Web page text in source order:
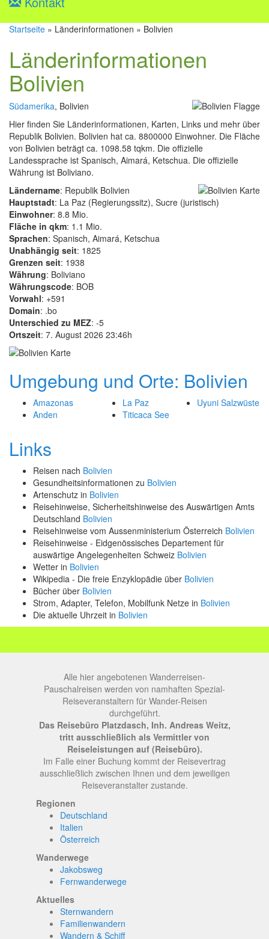
Startseite » Länderinformationen » Bolivien
Länderinformationen
Bolivien
Südamerika, Bolivien
Hier finden Sie Länderinformationen, Karten, Links und mehr über
Republik Bolivien. Bolivien hat ca. 8800000 Einwohner. Die Fläche
von Bolivien beträgt ca. 1098.58 tqkm. Die offizielle
Landessprache ist Spanisch, Aimará, Ketschua. Die offizielle
Währung ist Boliviano.
Ländername: Republik Bolivien
Hauptstadt: La Paz (Regierungssitz), Sucre (juristisch)
Einwohner: 8.8 Mio.
Fläche in qkm: 1.1 Mio.
Sprachen: Spanisch, Aimará, Ketschua
Unabhängig seit: 1825
Grenzen seit: 1938
Währung: Boliviano
Währungscode: BOB
Vorwahl: +591
Domain: .bo
Unterschied zu MEZ: -5
Ortszeit: 7. August 2026 23:46h
Umgebung und Orte: Bolivien
Amazonas
Anden
La Paz
Titicaca See
Uyuni Salzwüste
Links
Reisen nach Bolivien
Gesundheitsinformationen zu Bolivien
Artenschutz in Bolivien
Reisehinweise, Sicherheitshinweise des Auswärtigen Amts
Deutschland Bolivien
Reisehinweise vom Aussenministerium Österreich Bolivien
Reisehinweise - Eidgenössisches Departement für
auswärtige Angelegenheiten Schweiz Bolivien
Wetter in Bolivien
Wikipedia - Die freie Enzyklopädie über Bolivien
Bücher über Bolivien
Strom, Adapter, Telefon, Mobilfunk Netze in Bolivien
Die aktuelle Uhrzeit in Bolivien
Alle hier angebotenen Wanderreisen-
Pauschalreisen werden von namhaften Spezial-
Reiseveranstaltern für Wander-Reisen
durchgeführt.
Das Reisebüro Platzdasch, Inh. Andreas Weitz,
tritt ausschließlich als Vermittler von
Reiseleistungen auf (Reisebüro).
Im Falle einer Buchung kommt der Reisevertrag
ausschließlich zwischen Ihnen und dem jeweiligen
Reiseveranstalter zustande.
Regionen
Deutschland
Italien
Österreich
Wanderwege
Jakobsweg
Fernwanderwege
Aktuelles
Sternwandern
Familienwandern
Wandern & Schiff